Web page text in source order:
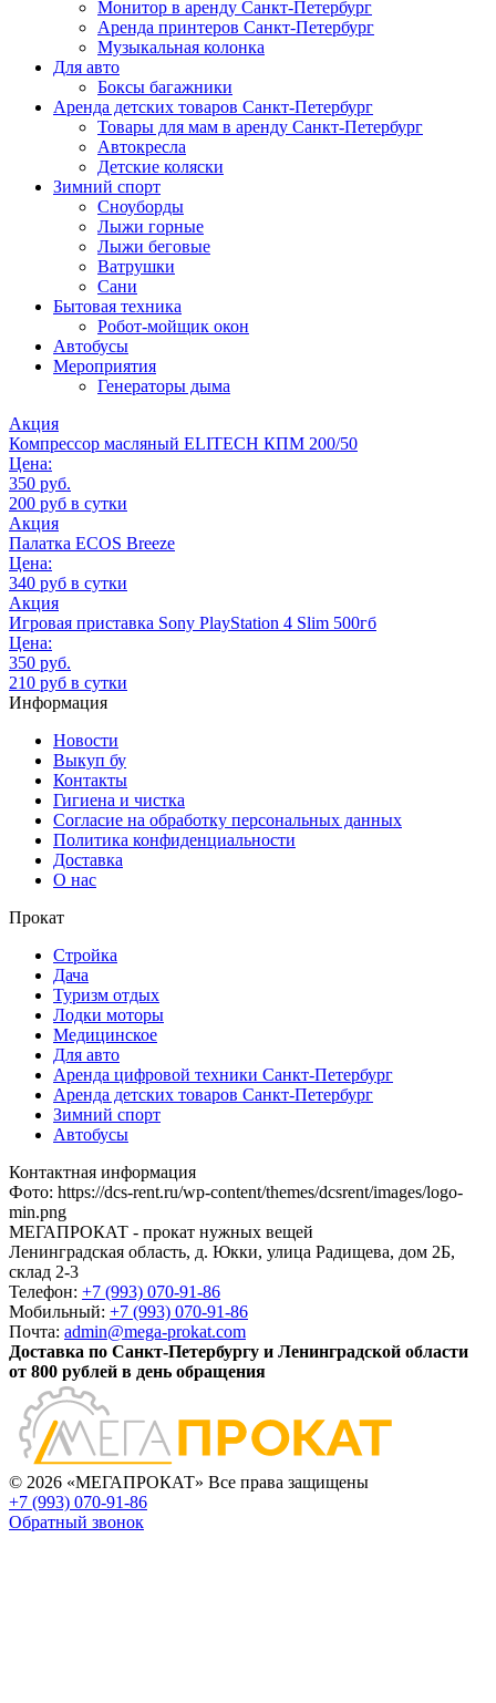
Монитор в аренду Санкт-Петербург
Аренда принтеров Санкт-Петербург
Музыкальная колонка
Для авто
Боксы багажники
Аренда детских товаров Санкт-Петербург
Товары для мам в аренду Санкт-Петербург
Автокресла
Детские коляски
Зимний спорт
Сноуборды
Лыжи горные
Лыжи беговые
Ватрушки
Сани
Бытовая техника
Робот-мойщик окон
Автобусы
Мероприятия
Генераторы дыма
Акция
Компрессор масляный ELITECH КПМ 200/50
Цена:
350 руб.
200 руб в сутки
Акция
Палатка ECOS Breeze
Цена:
340 руб в сутки
Акция
Игровая приставка Sony PlayStation 4 Slim 500гб
Цена:
350 руб.
210 руб в сутки
Информация
Новости
Выкуп бу
Контакты
Гигиена и чистка
Согласие на обработку персональных данных
Политика конфиденциальности
Доставка
О нас
Прокат
Стройка
Дача
Туризм отдых
Лодки моторы
Медицинское
Для авто
Аренда цифровой техники Санкт-Петербург
Аренда детских товаров Санкт-Петербург
Зимний спорт
Автобусы
Контактная информация
Фото: https://dcs-rent.ru/wp-content/themes/dcsrent/images/logo-
min.png
МЕГАПРОКАТ - прокат нужных вещей
Ленинградская область, д. Юкки, улица Радищева, дом 2Б,
склад 2-3
Телефон: +7 (993) 070-91-86
Мобильный: +7 (993) 070-91-86
Почта: admin@mega-prokat.com
Доставка по Санкт-Петербургу и Ленинградской области
от 800 рублей в день обращения
© 2026 «МЕГАПРОКАТ» Все права защищены
+7 (993) 070-91-86
Обратный звонок